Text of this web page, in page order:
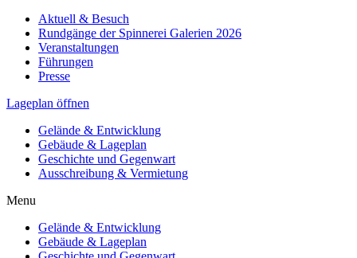
Aktuell & Besuch
Rundgänge der Spinnerei Galerien 2026
Veranstaltungen
Führungen
Presse
Lageplan öffnen
Gelände & Entwicklung
Gebäude & Lageplan
Geschichte und Gegenwart
Ausschreibung & Vermietung
Menu
Gelände & Entwicklung
Gebäude & Lageplan